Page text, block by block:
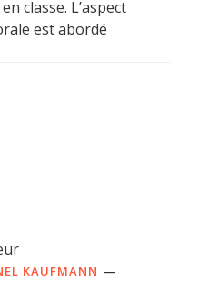
classe. L’aspect
est abordé
KAUFMANN